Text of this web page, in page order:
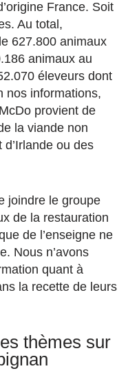
France. Soit
Au total,
627.800 animaux
animaux au
éleveurs dont
nos informations,
provient de
la viande non
ou des
joindre le groupe
de la restauration
de l’enseigne ne
Nous n’avons
quant à
la recette de leurs
thèmes sur